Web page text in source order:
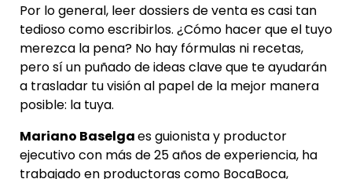
Por lo general, leer dossiers de venta es casi tan
tedioso como escribirlos. ¿Cómo hacer que el tuyo
merezca la pena? No hay fórmulas ni recetas,
pero sí un puñado de ideas clave que te ayudarán
a trasladar tu visión al papel de la mejor manera
posible: la tuya.
Mariano Baselgaes guionista y productor
ejecutivo con más de 25 años de experiencia, ha
trabajado en productoras como BocaBoca,